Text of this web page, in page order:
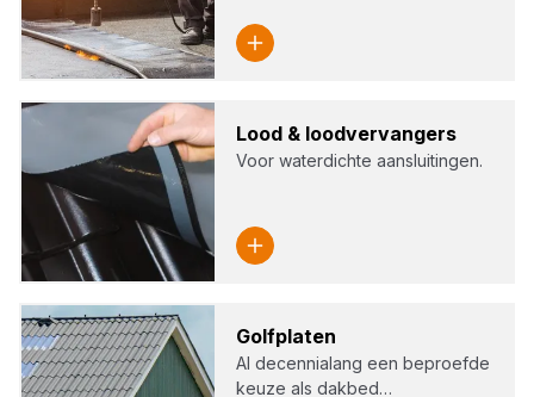
Lood & lood­ver­van­gers
Voor waterdichte aansluitingen.
Golf­pla­ten
Al decennialang een beproefde
keuze als dakbed…